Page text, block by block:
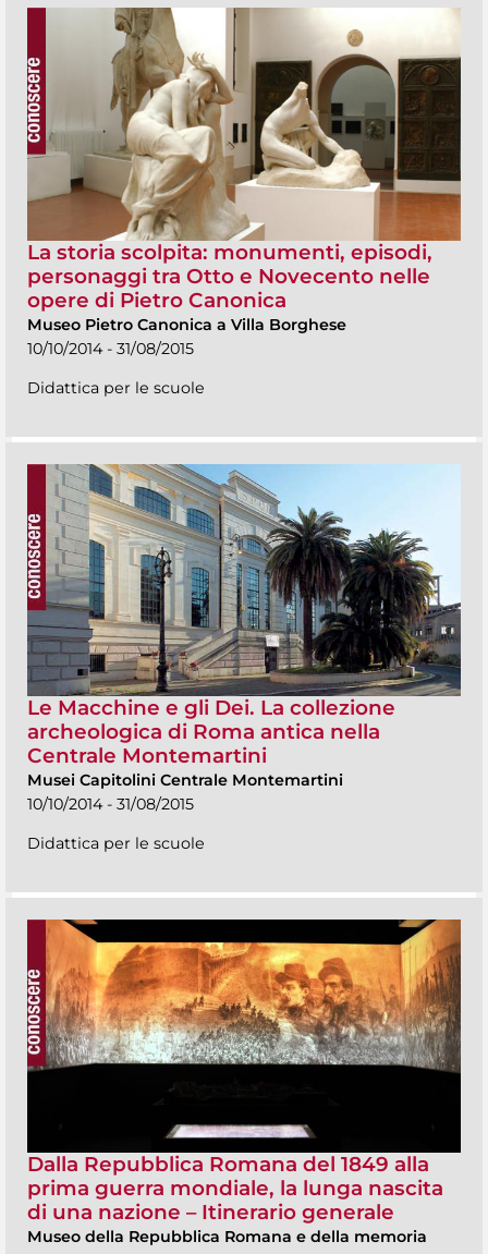
La storia scolpita: monumenti, episodi,
personaggi tra Otto e Novecento nelle
opere di Pietro Canonica
Museo Pietro Canonica a Villa Borghese
10/10/2014 - 31/08/2015
Didattica per le scuole
Le Macchine e gli Dei. La collezione
archeologica di Roma antica nella
Centrale Montemartini
Musei Capitolini Centrale Montemartini
10/10/2014 - 31/08/2015
Didattica per le scuole
Dalla Repubblica Romana del 1849 alla
prima guerra mondiale, la lunga nascita
di una nazione – Itinerario generale
Museo della Repubblica Romana e della memoria